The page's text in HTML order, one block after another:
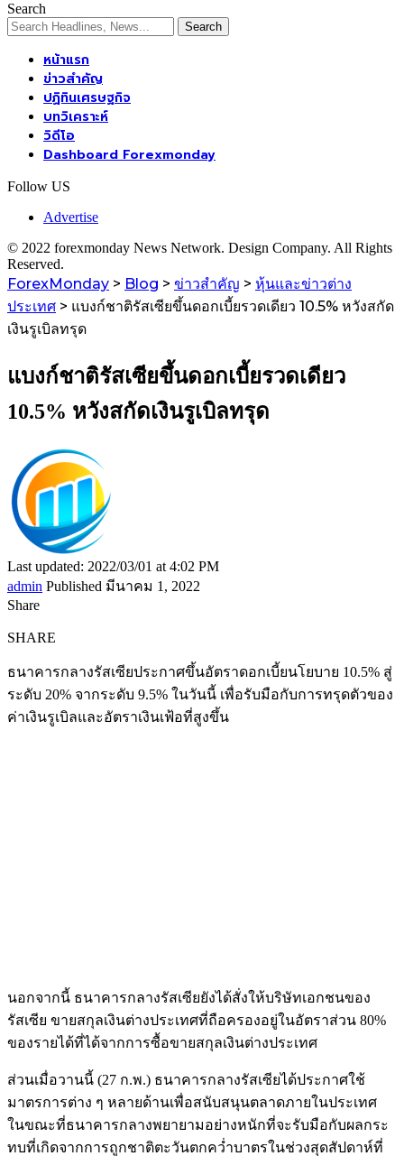
Search
หน้าแรก
ข่าวสำคัญ
ปฏิทินเศรษฐกิจ
บทวิเคราะห์
วิดีโอ
Dashboard Forexmonday
Follow US
Advertise
© 2022 forexmonday News Network. Design Company. All Rights
Reserved.
ForexMonday > Blog > ข่าวสำคัญ > หุ้นและข่าวต่าง
ประเทศ > แบงก์ชาติรัสเซียขึ้นดอกเบี้ยรวดเดียว 10.5% หวังสกัด
เงินรูเบิลทรุด
แบงก์ชาติรัสเซียขึ้นดอกเบี้ยรวดเดียว
10.5% หวังสกัดเงินรูเบิลทรุด
Last updated: 2022/03/01 at 4:02 PM
admin Published มีนาคม 1, 2022
Share
SHARE
ธนาคารกลางรัสเซียประกาศขึ้นอัตราดอกเบี้ยนโยบาย 10.5% สู่
ระดับ 20% จากระดับ 9.5% ในวันนี้ เพื่อรับมือกับการทรุดตัวของ
ค่าเงินรูเบิลและอัตราเงินเฟ้อที่สูงขึ้น
นอกจากนี้ ธนาคารกลางรัสเซียยังได้สั่งให้บริษัทเอกชนของ
รัสเซีย ขายสกุลเงินต่างประเทศที่ถือครองอยู่ในอัตราส่วน 80%
ของรายได้ที่ได้จากการซื้อขายสกุลเงินต่างประเทศ
ส่วนเมื่อวานนี้ (27 ก.พ.) ธนาคารกลางรัสเซียได้ประกาศใช้
มาตรการต่าง ๆ หลายด้านเพื่อสนับสนุนตลาดภายในประเทศ
ในขณะที่ธนาคารกลางพยายามอย่างหนักที่จะรับมือกับผลกระ
ทบที่เกิดจากการถูกชาติตะวันตกคว่ำบาตรในช่วงสุดสัปดาห์ที่